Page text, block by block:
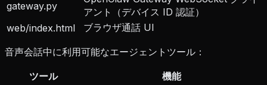
gateway.py
アント（デバイス ID 認証）
web/index.html
ブラウザ通話 UI
音声会話中に利用可能なエージェントツール：
ツール
機能